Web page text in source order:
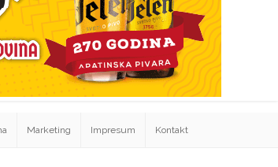
Marketing Impresum Kontakt